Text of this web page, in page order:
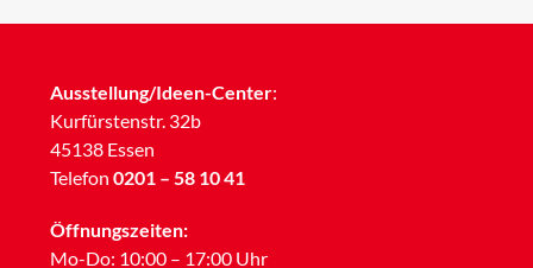
Ausstellung/Ideen-Center:
Kurfürstenstr. 32b
45138 Essen
Telefon 0201 – 58 10 41
Öffnungszeiten:
Mo-Do: 10:00 – 17:00 Uhr